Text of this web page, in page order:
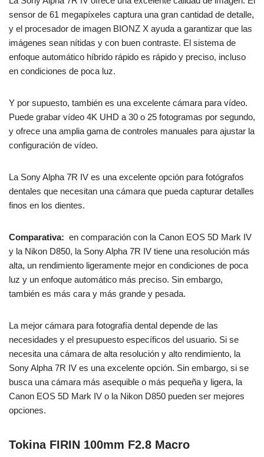
sensor de 61 megapíxeles captura una gran cantidad de detalle,
y el procesador de imagen BIONZ X ayuda a garantizar que las
imágenes sean nítidas y con buen contraste. El sistema de
enfoque automático híbrido rápido es rápido y preciso, incluso
en condiciones de poca luz.
Y por supuesto, también es una excelente cámara para vídeo.
Puede grabar vídeo 4K UHD a 30 o 25 fotogramas por segundo,
y ofrece una amplia gama de controles manuales para ajustar la
configuración de vídeo.
La Sony Alpha 7R IV es una excelente opción para fotógrafos
dentales que necesitan una cámara que pueda capturar detalles
finos en los dientes.
Comparativa: en comparación con la Canon EOS 5D Mark IV
y la Nikon D850, la Sony Alpha 7R IV tiene una resolución más
alta, un rendimiento ligeramente mejor en condiciones de poca
luz y un enfoque automático más preciso. Sin embargo,
también es más cara y más grande y pesada.
La mejor cámara para fotografía dental depende de las
necesidades y el presupuesto específicos del usuario. Si se
necesita una cámara de alta resolución y alto rendimiento, la
Sony Alpha 7R IV es una excelente opción. Sin embargo, si se
busca una cámara más asequible o más pequeña y ligera, la
Canon EOS 5D Mark IV o la Nikon D850 pueden ser mejores
opciones.
Tokina FIRIN 100mm F2.8 Macro